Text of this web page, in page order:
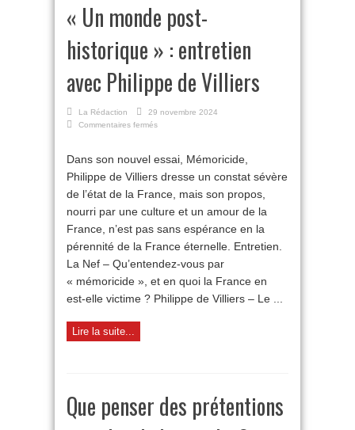
« Un monde post-
historique » : entretien
avec Philippe de Villiers
La Rédaction
29 novembre 2024
Commentaires fermés
post-
historique » :
avec
Philippe
Dans son nouvel essai, Mémoricide,
Philippe de Villiers dresse un constat sévère
de l’état de la France, mais son propos,
nourri par une culture et un amour de la
France, n’est pas sans espérance en la
pérennité de la France éternelle. Entretien.
La Nef – Qu’entendez-vous par
« mémoricide », et en quoi la France en
est-elle victime ? Philippe de Villiers – Le ...
Lire la suite...
Que penser des prétentions